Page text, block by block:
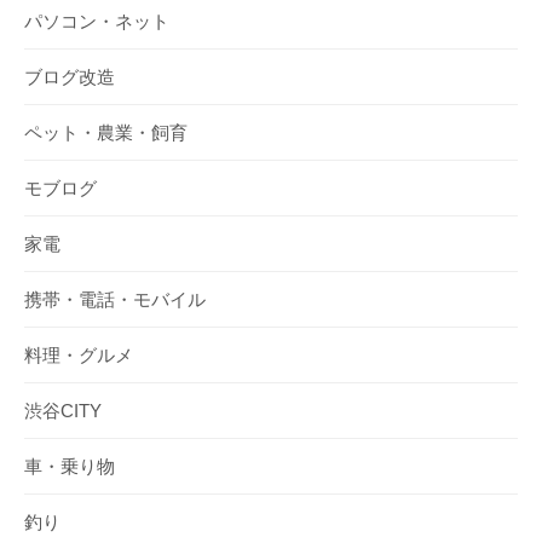
パソコン・ネット
ブログ改造
ペット・農業・飼育
モブログ
家電
携帯・電話・モバイル
料理・グルメ
渋谷CITY
車・乗り物
釣り